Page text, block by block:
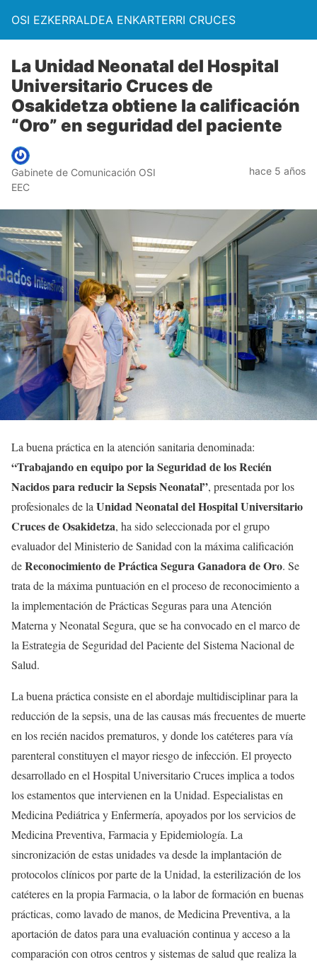
OSI EZKERRALDEA ENKARTERRI CRUCES
La Unidad Neonatal del Hospital
Universitario Cruces de
Osakidetza obtiene la calificación
“Oro” en seguridad del paciente
Gabinete de Comunicación OSI
EEC
hace 5 años
La buena práctica en la atención sanitaria denominada:
“Trabajando en equipo por la Seguridad de los Recién
Nacidos para reducir la Sepsis Neonatal”, presentada por los
profesionales de la Unidad Neonatal del Hospital Universitario
Cruces de Osakidetza, ha sido seleccionada por el grupo
evaluador del Ministerio de Sanidad con la máxima calificación
deReconocimiento de Práctica Segura Ganadora de Oro. Se
trata de la máxima puntuación en el proceso de reconocimiento a
la implementación de Prácticas Seguras para una Atención
Materna y Neonatal Segura, que se ha convocado en el marco de
la Estrategia de Seguridad del Paciente del Sistema Nacional de
Salud.
La buena práctica consiste en el abordaje multidisciplinar para la
reducción de la sepsis, una de las causas más frecuentes de muerte
en los recién nacidos prematuros, y donde los catéteres para vía
parenteral constituyen el mayor riesgo de infección. El proyecto
desarrollado en el Hospital Universitario Cruces implica a todos
los estamentos que intervienen en la Unidad. Especialistas en
Medicina Pediátrica y Enfermería, apoyados por los servicios de
Medicina Preventiva, Farmacia y Epidemiología. La
sincronización de estas unidades va desde la implantación de
protocolos clínicos por parte de la Unidad, la esterilización de los
catéteres en la propia Farmacia, o la labor de formación en buenas
prácticas, como lavado de manos, de Medicina Preventiva, a la
aportación de datos para una evaluación continua y acceso a la
comparación con otros centros y sistemas de salud que realiza la